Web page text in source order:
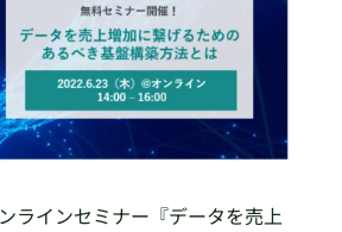
ラインセミナー『データを売上